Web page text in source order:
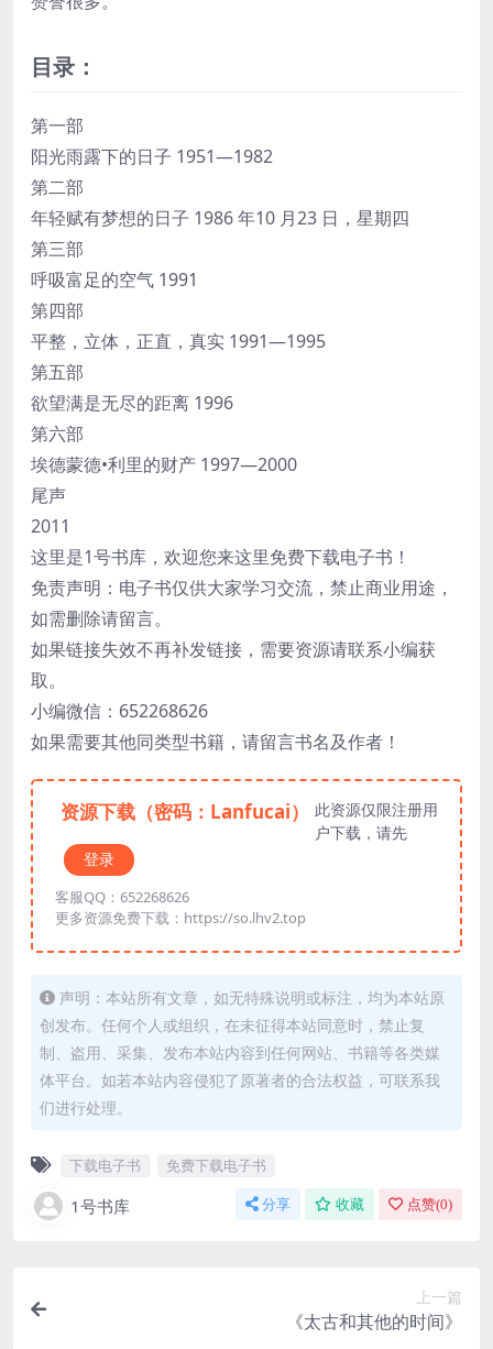
目录：
第一部
阳光雨露下的日子 1951—1982
第二部
年轻赋有梦想的日子 1986 年10 月23 日，星期四
第三部
呼吸富足的空气 1991
第四部
平整，立体，正直，真实 1991—1995
第五部
欲望满是无尽的距离 1996
第六部
埃德蒙德•利里的财产 1997—2000
尾声
2011
这里是1号书库，欢迎您来这里免费下载电子书！
免责声明：电子书仅供大家学习交流，禁止商业用途，
如需删除请留言。
如果链接失效不再补发链接，需要资源请联系小编获
取。
小编微信：652268626
如果需要其他同类型书籍，请留言书名及作者！
资源下载（密码：Lanfucai）
此资源仅限注册用
户下载，请先
登录
客服QQ：652268626
更多资源免费下载：https://so.lhv2.top
声明：本站所有文章，如无特殊说明或标注，均为本站原
创发布。任何个人或组织，在未征得本站同意时，禁止复
制、盗用、采集、发布本站内容到任何网站、书籍等各类媒
体平台。如若本站内容侵犯了原著者的合法权益，可联系我
们进行处理。
下载电子书 免费下载电子书
1号书库 分享 收藏 点赞(0)
上一篇
《太古和其他的时间》